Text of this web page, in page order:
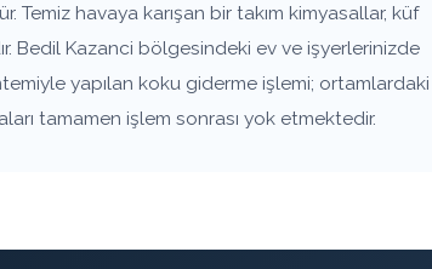
Temiz havaya karışan bir takım kimyasallar, küf
Bedil Kazanci bölgesindeki ev ve işyerlerinizde
yapılan koku giderme işlemi; ortamlardaki
tamamen işlem sonrası yok etmektedir.